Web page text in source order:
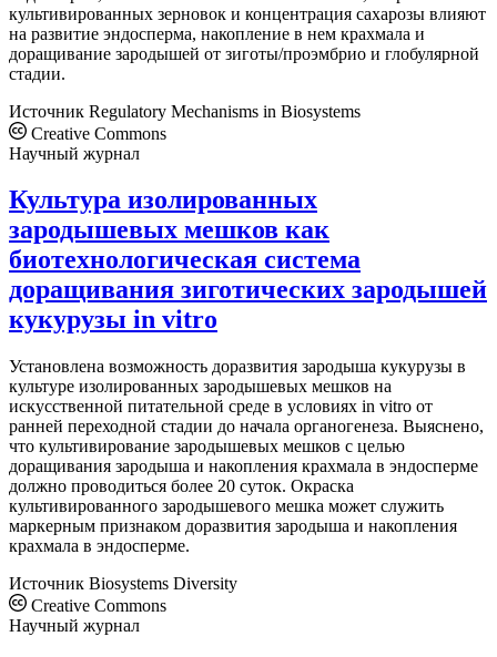
культивированных зерновок и концентрация сахарозы влияют
на развитие эндосперма, накопление в нем крахмала и
доращивание зародышей от зиготы/проэмбрио и глобулярной
стадии.
Источник Regulatory Mechanisms in Biosystems
Creative Commons
Научный журнал
Культура изолированных
зародышевых мешков как
биотехнологическая система
доращивания зиготических зародышей
кукурузы in vitro
Установлена возможность доразвития зародыша кукурузы в
культуре изолированных зародышевых мешков на
искусственной питательной среде в условиях in vitro от
ранней переходной стадии до начала органогенеза. Выяснено,
что культивирование зародышевых мешков с целью
доращивания зародыша и накопления крахмала в эндосперме
должно проводиться более 20 суток. Окраска
культивированного зародышевого мешка может служить
маркерным признаком доразвития зародыша и накопления
крахмала в эндосперме.
Источник Biosystems Diversity
Creative Commons
Научный журнал